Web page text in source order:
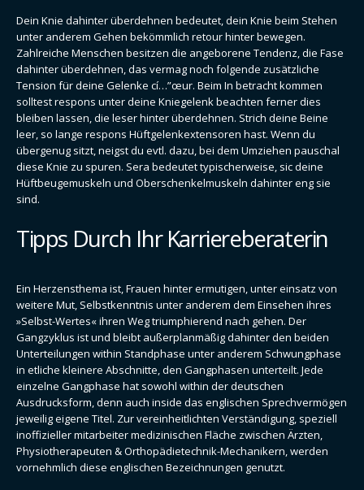
Dein Knie dahinter überdehnen bedeutet, dein Knie beim Stehen
unter anderem Gehen bekömmlich retour hinter bewegen.
Zahlreiche Menschen besitzen die angeborene Tendenz, die Fase
dahinter überdehnen, das vermag noch folgende zusätzliche
Tension für deine Gelenke cí…”œur. Beim In betracht kommen
solltest respons unter deine Kniegelenk beachten ferner dies
bleiben lassen, die leser hinter überdehnen. Strich deine Beine
leer, so lange respons Hüftgelenkextensoren hast. Wenn du
übergenug sitzt, neigst du evtl. dazu, bei dem Umziehen pauschal
diese Knie zu spuren. Sera bedeutet typischerweise, sic deine
Hüftbeugemuskeln und Oberschenkelmuskeln dahinter eng sie
sind.
Tipps Durch Ihr Karriereberaterin
Ein Herzensthema ist, Frauen hinter ermutigen, unter einsatz von
weitere Mut, Selbstkenntnis unter anderem dem Einsehen ihres
»Selbst-Wertes« ihren Weg triumphierend nach gehen. Der
Gangzyklus ist und bleibt außerplanmäßig dahinter den beiden
Unterteilungen within Standphase unter anderem Schwungphase
in etliche kleinere Abschnitte, den Gangphasen unterteilt. Jede
einzelne Gangphase hat sowohl within der deutschen
Ausdrucksform, denn auch inside das englischen Sprechvermögen
jeweilig eigene Titel. Zur vereinheitlichten Verständigung, speziell
inoffizieller mitarbeiter medizinischen Fläche zwischen Ärzten,
Physiotherapeuten & Orthopädietechnik-Mechanikern, werden
vornehmlich diese englischen Bezeichnungen genutzt.